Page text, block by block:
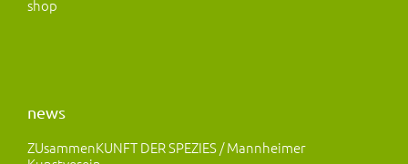
shop
news
ZUsammenKUNFT DER SPEZIES / Mannheimer